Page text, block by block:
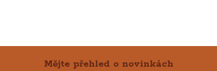
Mějte přehled o novinkách